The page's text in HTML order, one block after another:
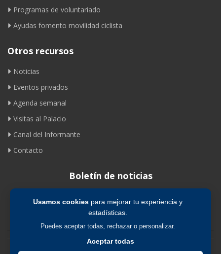
Usamos cookiespara mejorar tu experiencia y
estadísticas.
Puedes aceptar todas, rechazar o personalizar.
Aceptar todas
Programas de voluntariado
Ayudas fomento movilidad ciclista
Otros recursos
Noticias
Eventos privados
Agenda semanal
Visitas al Palacio
Canal del Informante
Contacto
Boletín de noticias
Suscribirse
Avíso legal | Política de privacidad | Política de cookies